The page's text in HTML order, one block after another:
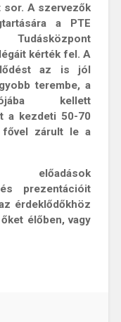
sor. A szervezők
a PTE
kérték fel. A
az is jól
terembe, a
kellett
a kezdeti 50-70
fővel zárult le a
előadások
prezentációit
érdeklődőkhöz
élőben, vagy